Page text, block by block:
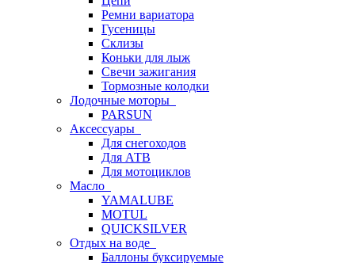
Ремни вариатора
Гусеницы
Склизы
Коньки для лыж
Свечи зажигания
Тормозные колодки
Лодочные моторы
PARSUN
Аксессуары
Для снегоходов
Для АТВ
Для мотоциклов
Масло
YAMALUBE
MOTUL
QUICKSILVER
Отдых на воде
Баллоны буксируемые